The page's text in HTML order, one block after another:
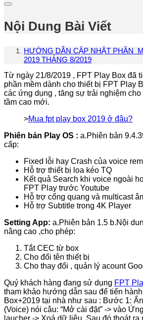
Nội Dung Bài Viết
HƯỚNG DẪN CẬP NHẬT PHẦN
2019 THÁNG 8/2019
Từ ngày 21/8/2019 , FPT Play Box đã
phần mềm dành cho thiết bị FPT Play
các ứng dụng , tăng sự trải nghiệm
tầm cao mới.
>Mua fpt play box 2019 ở đâu?
Phiên bản Play OS : a.Phiên bản
cấp:
Fixed lỗi hay Crash của voice
Hỗ trợ thiết bị loa kéo TQ
Kết quả Search khi voice ngoài
FPT Play trước Youtube
Hỗ trợ cổng quang và multicast
Hỗ trợ Subtitle trong 4K Player
Setting App: a.Phiên bản 1.5 b.Nội
nâng cao ,cho phép:
Tắt CEC từ box
Cho đổi tên thiết bị
Cho thay đổi , quản lý acount
Quý khách hàng đang sử dụng FPT
tham khảo hướng dẫn sau để tiến
Box+2019 tại nhà như sau : Bước 1:
(Voice) nói câu: “Mở cài đặt” -> vào